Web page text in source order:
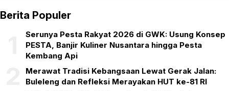
Berita Populer
Serunya Pesta Rakyat 2026 di GWK: Usung Konsep
PESTA, Banjir Kuliner Nusantara hingga Pesta
Kembang Api
Merawat Tradisi Kebangsaan Lewat Gerak Jalan:
Buleleng dan Refleksi Merayakan HUT ke-81 RI